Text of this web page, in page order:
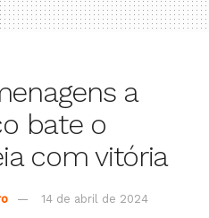
a
bate o
com vitória
14 de abril de 2024